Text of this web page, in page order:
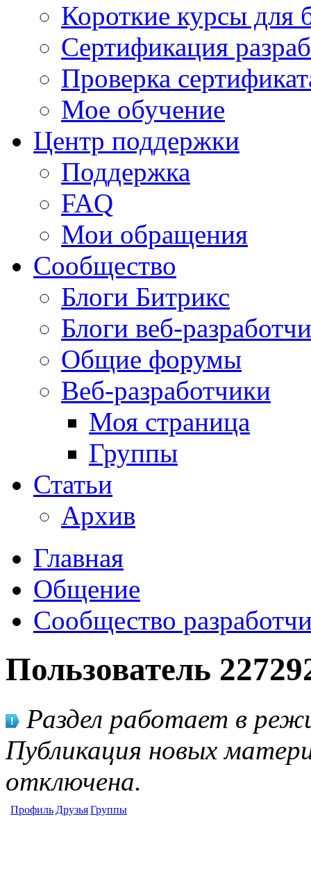
Короткие курсы для
Сертификация
Проверка
Мое обучение
Центр поддержки
Поддержка
FAQ
Мои обращения
Сообщество
Блоги Битрикс
Блоги веб-
Общие форумы
Веб-разработчики
Моя страница
Группы
Статьи
Архив
Главная
Общение
Сообщество
Пользователь
Раздел работает в
Публикация новых
отключена.
Профиль ДрузьяГруппы